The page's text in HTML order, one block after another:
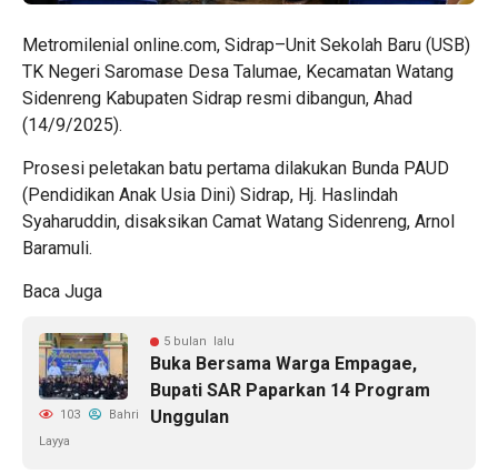
Metromilenial online.com, Sidrap–Unit Sekolah Baru (USB)
TK Negeri Saromase Desa Talumae, Kecamatan Watang
Sidenreng Kabupaten Sidrap resmi dibangun, Ahad
(14/9/2025).
Prosesi peletakan batu pertama dilakukan Bunda PAUD
(Pendidikan Anak Usia Dini) Sidrap, Hj. Haslindah
Syaharuddin, disaksikan Camat Watang Sidenreng, Arnol
Baramuli.
Baca Juga
5 bulan lalu
Buka Bersama Warga Empagae,
Bupati SAR Paparkan 14 Program
Unggulan
103
Bahri
Layya